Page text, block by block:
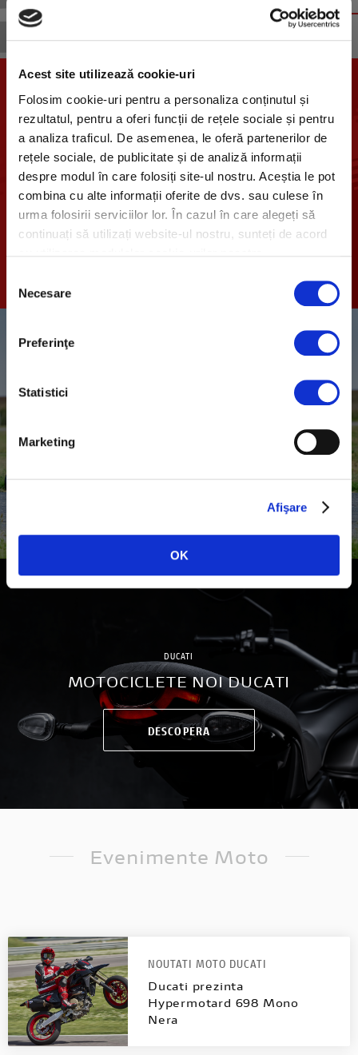
Acest site utilizează cookie-uri
Folosim cookie-uri pentru a personaliza conținutul și
rezultatul, pentru a oferi funcții de rețele sociale și pentru
a analiza traficul. De asemenea, le oferă partenerilor de
rețele sociale, de publicitate și de analiză informații
despre modul în care folosiți site-ul nostru. Aceștia le pot
combina cu alte informații oferite de dvs. sau culese în
urma folosirii serviciilor lor. În cazul în care alegeți să
continuați să utilizați website-ul nostru, sunteți de acord
consimțământului
Necesare
Preferinţe
Statistici
Marketing
Afişare
OK
DUCATI
Lista de preturi
DESCOPERA
DESCOPERA
DUCATI
MOTOCICLETE NOI DUCATI
DESCOPERA
Evenimente Moto
NOUTATI MOTO DUCATI
Ducati prezinta
Hypermotard 698 Mono
Nera